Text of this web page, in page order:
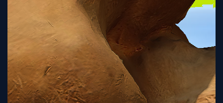
Login
Sign
Up